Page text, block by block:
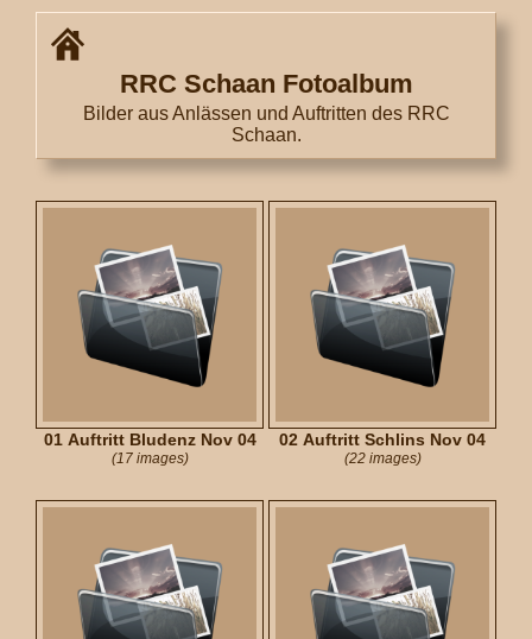
RRC Schaan Fotoalbum
Bilder aus Anlässen und Auftritten des RRC
Schaan.
01 Auftritt Bludenz Nov 04
(17 images)
02 Auftritt Schlins Nov 04
(22 images)